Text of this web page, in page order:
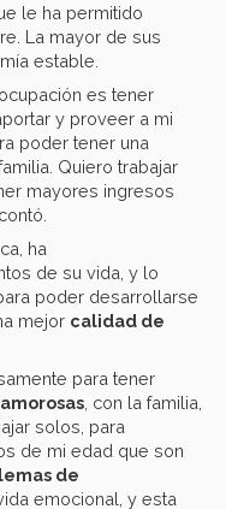
le ha permitido
La mayor de sus
estable.
es tener
y proveer a mi
poder tener una
Quiero trabajar
mayores ingresos
ha
de su vida, y lo
poder desarrollarse
mejor calidad de
para tener
, con la familia,
solos, para
de mi edad que son
de
emocional, y esta